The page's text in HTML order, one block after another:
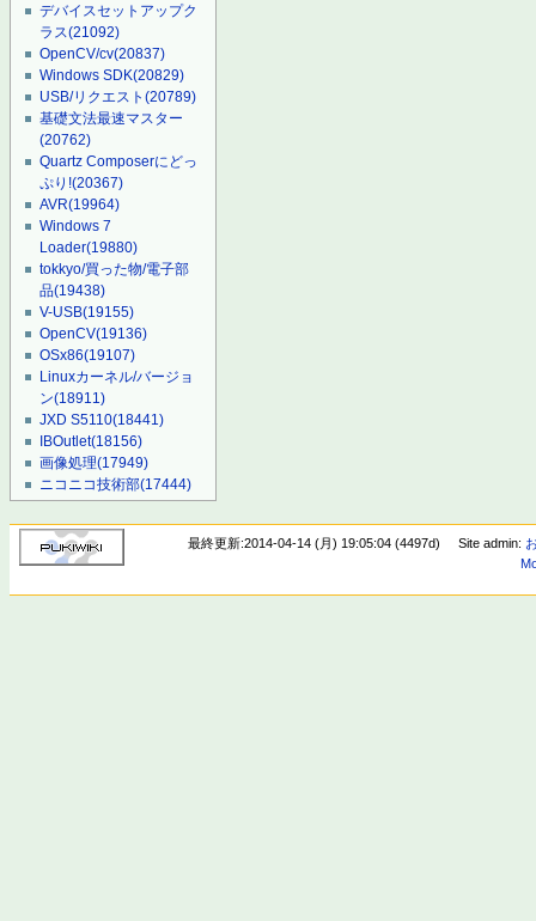
デバイスセットアップク
ラス(21092)
OpenCV/cv(20837)
Windows SDK(20829)
USB/リクエスト(20789)
基礎文法最速マスター
(20762)
Quartz Composerにどっ
ぷり!(20367)
AVR(19964)
Windows 7
Loader(19880)
tokkyo/買った物/電子部
品(19438)
V-USB(19155)
OpenCV(19136)
OSx86(19107)
Linuxカーネル/バージョ
ン(18911)
JXD S5110(18441)
IBOutlet(18156)
画像処理(17949)
ニコニコ技術部(17444)
最終更新:2014-04-14 (月) 19:05:04 (4497d) Site admin: